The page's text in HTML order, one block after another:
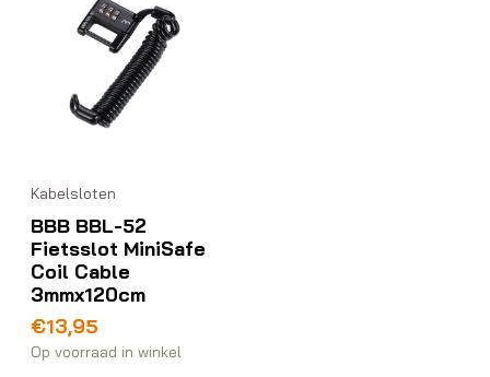
Kabelsloten
BBB BBL-52
Fietsslot MiniSafe
Coil Cable
3mmx120cm
€13,95
Op voorraad in winkel